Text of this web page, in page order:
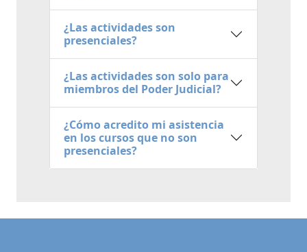
¿Las actividades son
presenciales?
¿Las actividades son solo para
miembros del Poder Judicial?
¿Cómo acredito mi asistencia
en los cursos que no son
presenciales?